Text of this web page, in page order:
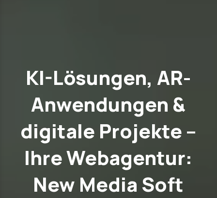
KI-Lösungen, AR-
Anwendungen &
digitale Projekte –
Ihre Webagentur:
New Media Soft